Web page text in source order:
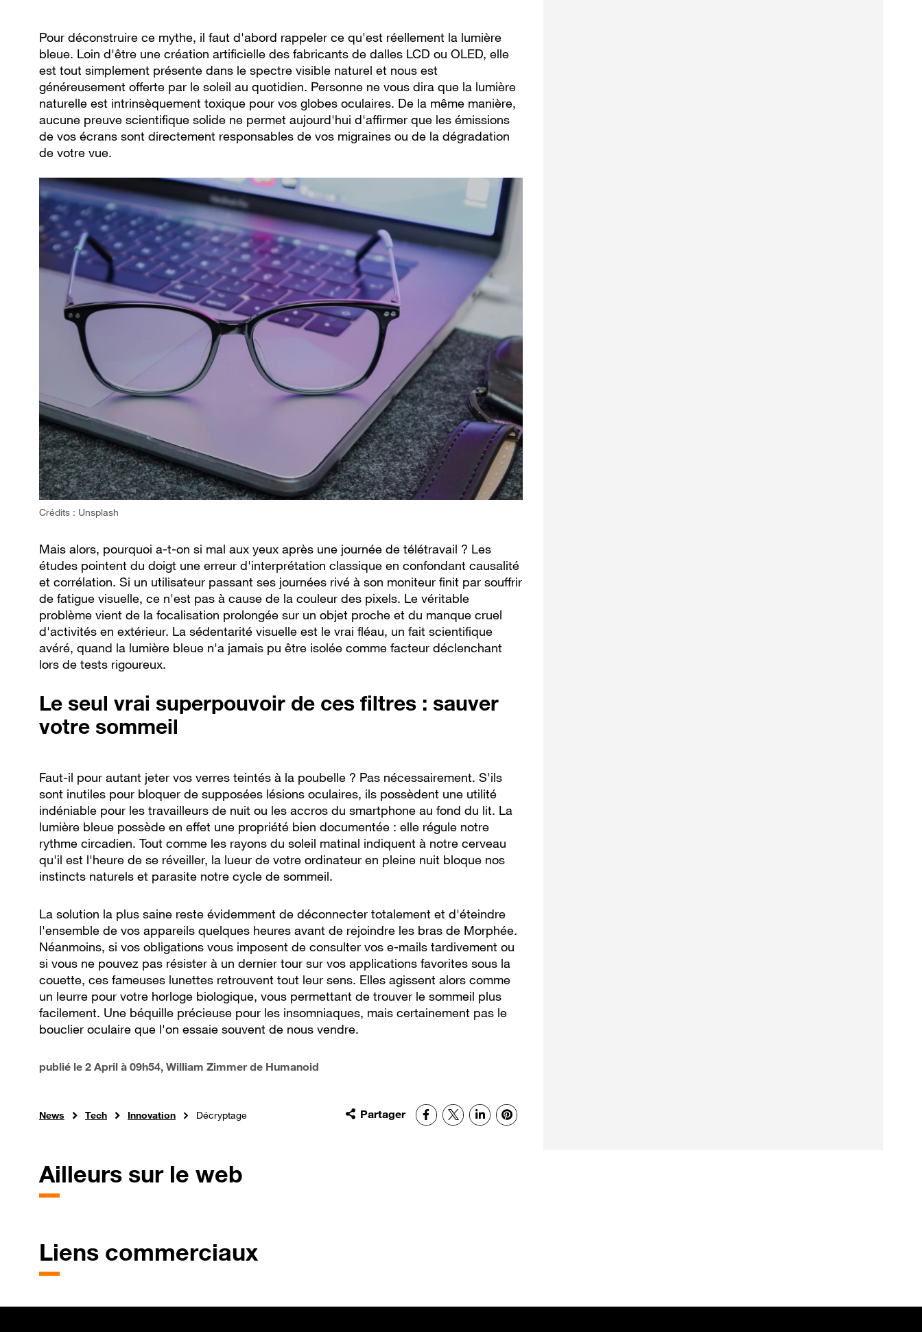
Pour déconstruire ce mythe, il faut d'abord rappeler ce qu'est réellement la lumière
bleue. Loin d'être une création artificielle des fabricants de dalles LCD ou OLED, elle
est tout simplement présente dans le spectre visible naturel et nous est
généreusement offerte par le soleil au quotidien. Personne ne vous dira que la lumière
naturelle est intrinsèquement toxique pour vos globes oculaires. De la même manière,
aucune preuve scientifique solide ne permet aujourd'hui d'affirmer que les émissions
de vos écrans sont directement responsables de vos migraines ou de la dégradation
de votre vue.
Crédits : Unsplash
Mais alors, pourquoi a-t-on si mal aux yeux après une journée de télétravail ? Les
études pointent du doigt une erreur d'interprétation classique en confondant causalité
et corrélation. Si un utilisateur passant ses journées rivé à son moniteur finit par souffrir
de fatigue visuelle, ce n'est pas à cause de la couleur des pixels. Le véritable
problème vient de la focalisation prolongée sur un objet proche et du manque cruel
d'activités en extérieur. La sédentarité visuelle est le vrai fléau, un fait scientifique
avéré, quand la lumière bleue n'a jamais pu être isolée comme facteur déclenchant
lors de tests rigoureux.
Le seul vrai superpouvoir de ces filtres : sauver
votre sommeil
Faut-il pour autant jeter vos verres teintés à la poubelle ? Pas nécessairement. S'ils
sont inutiles pour bloquer de supposées lésions oculaires, ils possèdent une utilité
indéniable pour les travailleurs de nuit ou les accros du smartphone au fond du lit. La
lumière bleue possède en effet une propriété bien documentée : elle régule notre
rythme circadien. Tout comme les rayons du soleil matinal indiquent à notre cerveau
qu'il est l'heure de se réveiller, la lueur de votre ordinateur en pleine nuit bloque nos
instincts naturels et parasite notre cycle de sommeil.
La solution la plus saine reste évidemment de déconnecter totalement et d'éteindre
l'ensemble de vos appareils quelques heures avant de rejoindre les bras de Morphée.
Néanmoins, si vos obligations vous imposent de consulter vos e-mails tardivement ou
si vous ne pouvez pas résister à un dernier tour sur vos applications favorites sous la
couette, ces fameuses lunettes retrouvent tout leur sens. Elles agissent alors comme
un leurre pour votre horloge biologique, vous permettant de trouver le sommeil plus
facilement. Une béquille précieuse pour les insomniaques, mais certainement pas le
bouclier oculaire que l'on essaie souvent de nous vendre.
publié le 2 April à 09h54, William Zimmer de Humanoid
News Tech Innovation Décryptage Partager Facebook
X LinkedInPinterest
Ailleurs sur le web
Liens commerciaux